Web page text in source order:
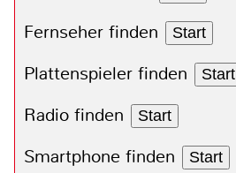
Fernseher finden Start
Plattenspieler finden Start
Radio finden Start
Smartphone finden Start